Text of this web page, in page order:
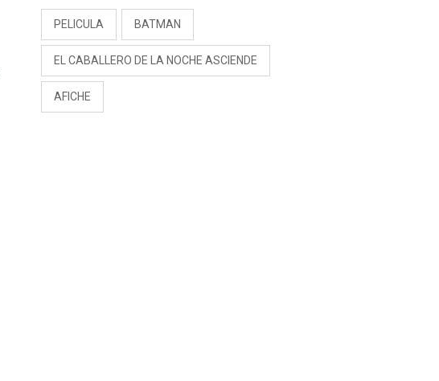
PELICULA BATMAN
EL CABALLERO DE LA NOCHE ASCIENDE
AFICHE